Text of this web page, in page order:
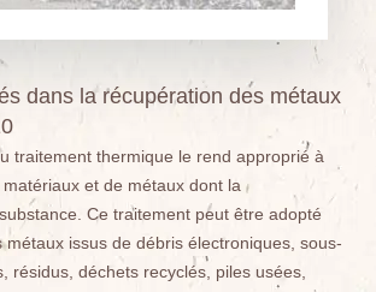
dans la récupération des métaux
traitement thermique le rend approprié à
et de métaux dont la
Ce traitement peut être adopté
métaux issus de débris électroniques, sous-
résidus, déchets recyclés, piles usées,